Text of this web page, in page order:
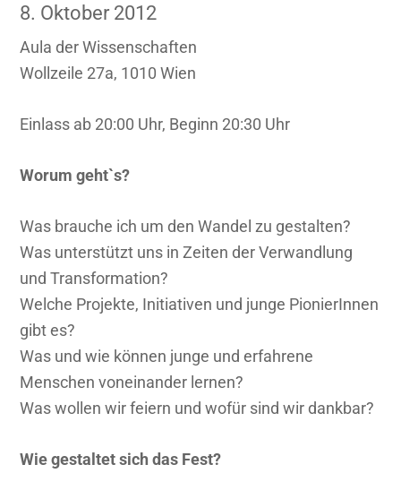
8. Oktober 2012
Aula der Wissenschaften
Wollzeile 27a, 1010 Wien
Einlass ab 20:00 Uhr, Beginn 20:30 Uhr
Worum geht`s?
Was brauche ich um den Wandel zu gestalten?
Was unterstützt uns in Zeiten der Verwandlung
und Transformation?
Welche Projekte, Initiativen und junge PionierInnen
gibt es?
Was und wie können junge und erfahrene
Menschen voneinander lernen?
Was wollen wir feiern und wofür sind wir dankbar?
Wie gestaltet sich das Fest?